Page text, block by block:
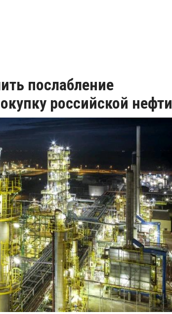
послабление
российской нефти